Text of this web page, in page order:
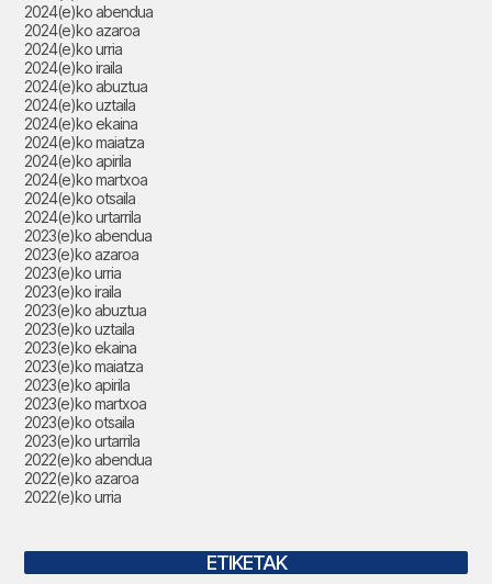
2024(e)ko abendua
2024(e)ko azaroa
2024(e)ko urria
2024(e)ko iraila
2024(e)ko abuztua
2024(e)ko uztaila
2024(e)ko ekaina
2024(e)ko maiatza
2024(e)ko apirila
2024(e)ko martxoa
2024(e)ko otsaila
2024(e)ko urtarrila
2023(e)ko abendua
2023(e)ko azaroa
2023(e)ko urria
2023(e)ko iraila
2023(e)ko abuztua
2023(e)ko uztaila
2023(e)ko ekaina
2023(e)ko maiatza
2023(e)ko apirila
2023(e)ko martxoa
2023(e)ko otsaila
2023(e)ko urtarrila
2022(e)ko abendua
2022(e)ko azaroa
2022(e)ko urria
ETIKETAK